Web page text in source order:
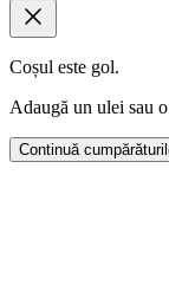
Coșul este gol.
Adaugă un ulei sau
Continuă